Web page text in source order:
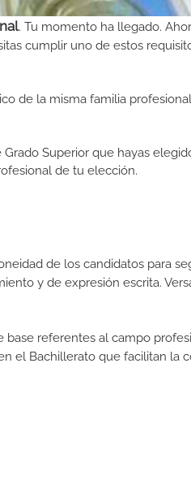
. Tu momento ha llegado.
cumplir uno de estos
de la misma familia
Superior que hayas
de tu elección.
de los candidatos para
y de expresión escrita.
base referentes al campo
el Bachillerato que facilitan la